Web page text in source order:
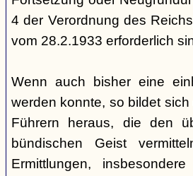
4 der Verordnung des
vom 28.2.1933 erforderlich
Wenn auch bisher eine
werden konnte, so bildet
Führern heraus, die den
bündischen Geist
Ermittlungen,